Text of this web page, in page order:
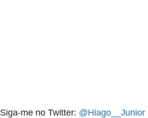
Siga-me no Twitter: @Hiago__Junior